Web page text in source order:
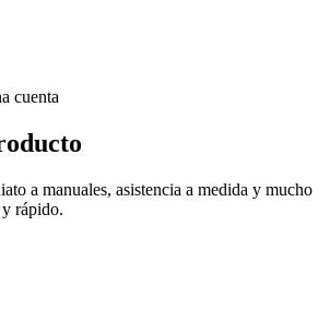
cuenta
a manuales, asistencia a medida y mucho
rápido.